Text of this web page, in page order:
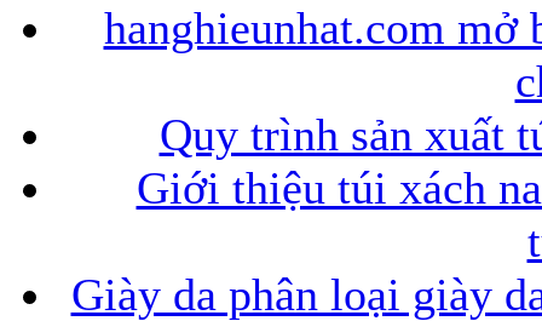
hanghieunhat.com
Quy trình sản xuất
Giới thiệu túi xách
Giày da phân loại giày